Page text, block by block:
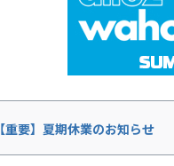
【重要】夏期休業のお知らせ